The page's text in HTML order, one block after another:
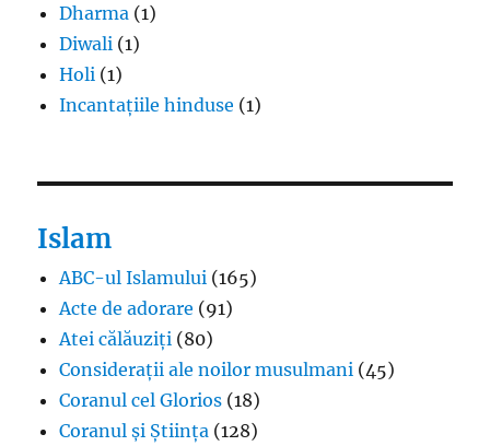
Dharma (1)
Diwali (1)
Holi (1)
Incantațiile hinduse (1)
Islam
ABC-ul Islamului (165)
Acte de adorare (91)
Atei călăuziți (80)
Considerații ale noilor musulmani (45)
Coranul cel Glorios (18)
Coranul și Știința (128)